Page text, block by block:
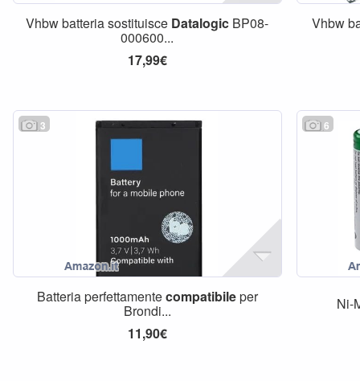
Vhbw batteria sostituisce Datalogic BP08-
000600...
17,99€
Vhbw
3
Batteria perfettamentecompatibileper
Brondi...
11,90€
6
Ni-